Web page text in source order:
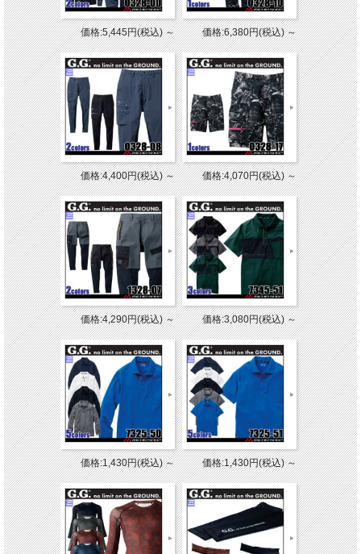
価格:5,445円(税込)～ 価格:6,380円(税込)～
価格:4,400円(税込)～ 価格:4,070円(税込)～
価格:4,290円(税込)～ 価格:3,080円(税込)～
価格:1,430円(税込)～ 価格:1,430円(税込)～